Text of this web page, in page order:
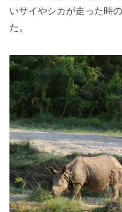
いサイやシカが走った時
た。